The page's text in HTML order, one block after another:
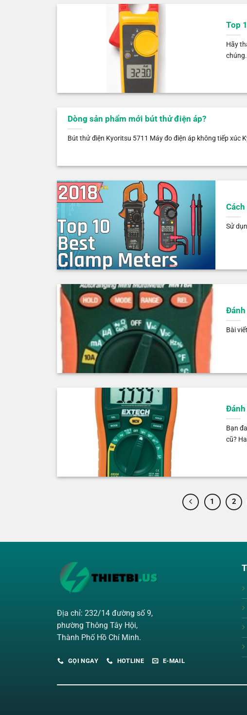
Top
Hãy
Dòng sản phẩm mới bút thử điện áp?
Bút thử điện Kyoritsu 5711 Máy đo điện áp không tiếp xúc
Sử
Đánh
Bài
Đánh
Bạn
cũ?
1 2
Địa chỉ: 232/14 đường số 9,
phường Thông Tây Hội,
Thành Phố Hồ Chí Minh.
GỌI NGAY HOTLINE E-MAIL